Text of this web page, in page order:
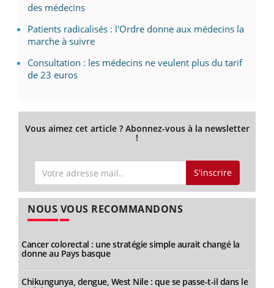
des médecins
Patients radicalisés : l'Ordre donne aux médecins la
marche à suivre
Consultation : les médecins ne veulent plus du tarif
de 23 euros
Vous aimez cet article ? Abonnez-vous à la newsletter
!
S'inscrire
NOUS VOUS RECOMMANDONS
Cancer colorectal : une stratégie simple aurait changé la
donne au Pays basque
Chikungunya, dengue, West Nile : que se passe-t-il dans le